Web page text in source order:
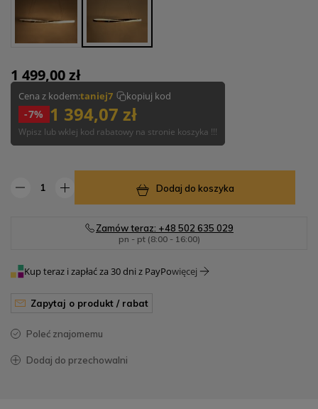
1 499,00 zł
Cena z kodem:taniej7 kopiuj kod
-7% 1 394,07 zł
Wpisz lub wklej kod rabatowy na stronie koszyka !!!
Dodaj do koszyka
Zamów teraz: +48 502 635 029
pn - pt (8:00 - 16:00)
Kup teraz i zapłać za 30 dni z PayPowięcej
zapytaj o produkt / rabat
poleć znajomemu
dodaj do przechowalni